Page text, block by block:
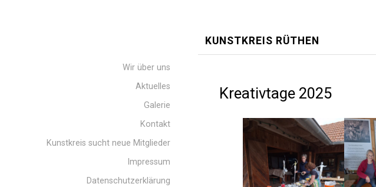
Wir über uns
Aktuelles
Galerie
Kontakt
Kunstkreis sucht neue Mitglieder
Impressum
Datenschutzerklärung
KUNSTKREIS RÜTHEN
Kreativtage 2025